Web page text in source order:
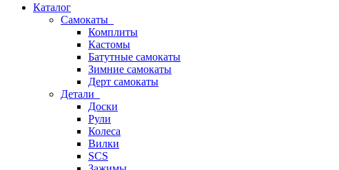
Каталог
Самокаты
Комплиты
Кастомы
Батутные самокаты
Зимние самокаты
Дерт самокаты
Детали
Доски
Рули
Колеса
Вилки
SCS